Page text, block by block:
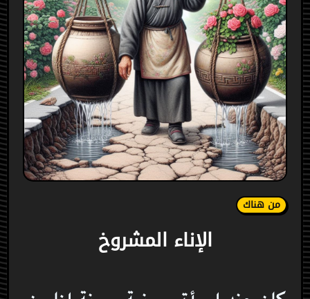
من هناك
الإناء المشروخ